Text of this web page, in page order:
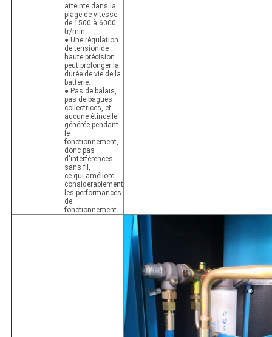
atteinte dans la
plage de vitesse
de 1500 à 6000
tr/min.
● Une régulation
de tension de
haute précision
peut prolonger la
durée de vie de la
batterie.
● Pas de balais,
pas de bagues
collectrices, et
aucune étincelle
générée pendant
le
fonctionnement,
donc pas
d'interférences
sans fil,
ce qui améliore
considérablement
les performances
de
fonctionnement.